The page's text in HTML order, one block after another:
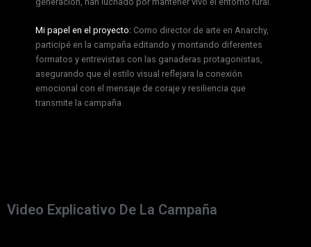
Mi papel en el proyecto: Como director de arte en Anarchy,
participé en la campaña editando y montando diferentes
formatos y entrevistas con las ganaderas protagonistas,
asegurando que el estilo visual reflejara la conexión
emocional con el mensaje de coraje y resiliencia que
transmite la campaña.
Video Explicativo De La Campaña